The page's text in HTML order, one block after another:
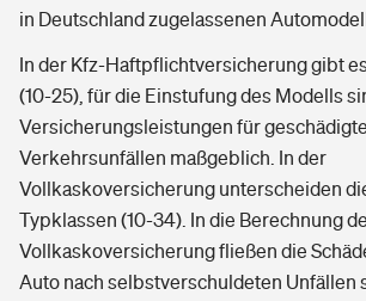
in Deutschland zugelassenen
In der Kfz-Haftpflichtversicherung gibt
(10-25), für die Einstufung des Modells
Versicherungsleistungen für
Verkehrsunfällen maßgeblich. In der
Vollkaskoversicherung unterscheiden
Typklassen (10-34). In die Berechnung
Vollkaskoversicherung fließen die
Auto nach selbstverschuldeten Unfällen